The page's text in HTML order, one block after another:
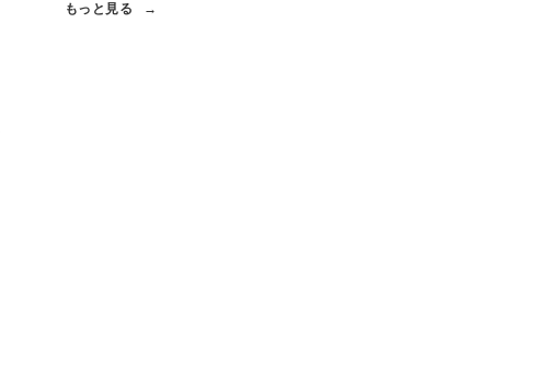
もっと見る